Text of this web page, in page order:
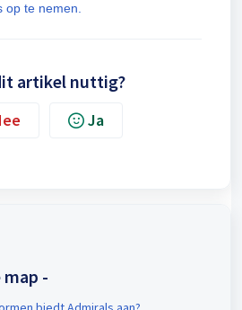
op te nemen.
artikel nuttig?
Ja
-